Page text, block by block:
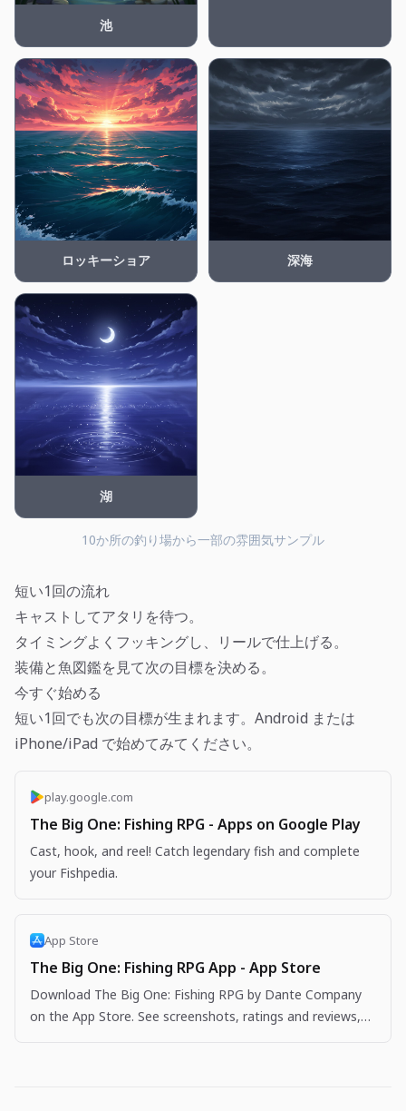
池
ロッキーショア 深海
湖
10か所の釣り場から一部の雰囲気サンプル
短い1回の流れ
キャストしてアタリを待つ。
タイミングよくフッキングし、リールで仕上げる。
装備と魚図鑑を見て次の目標を決める。
今すぐ始める
短い1回でも次の目標が生まれます。Android または
iPhone/iPad で始めてみてください。
play.google.com
The Big One: Fishing RPG - Apps on Google Play
Cast, hook, and reel! Catch legendary fish and complete
your Fishpedia.
App Store
The Big One: Fishing RPG App - App Store
Download The Big One: Fishing RPG by Dante Company
on the App Store. See screenshots, ratings and reviews,